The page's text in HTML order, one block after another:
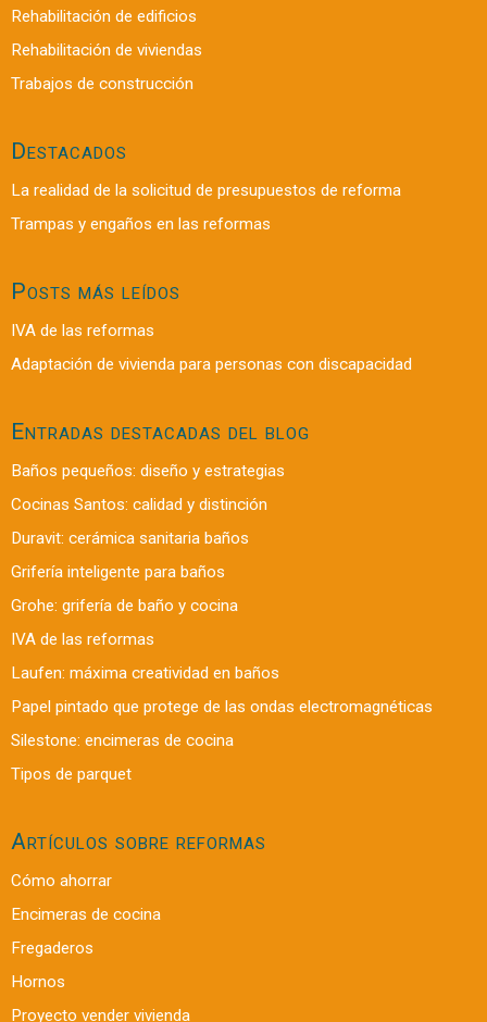
Rehabilitación de edificios
Rehabilitación de viviendas
Trabajos de construcción
Destacados
La realidad de la solicitud de presupuestos de reforma
Trampas y engaños en las reformas
Posts más leídos
IVA de las reformas
Adaptación de vivienda para personas con discapacidad
Entradas destacadas del blog
Baños pequeños: diseño y estrategias
Cocinas Santos: calidad y distinción
Duravit: cerámica sanitaria baños
Grifería inteligente para baños
Grohe: grifería de baño y cocina
IVA de las reformas
Laufen: máxima creatividad en baños
Papel pintado que protege de las ondas electromagnéticas
Silestone: encimeras de cocina
Tipos de parquet
Artículos sobre reformas
Cómo ahorrar
Encimeras de cocina
Fregaderos
Hornos
Proyecto vender vivienda